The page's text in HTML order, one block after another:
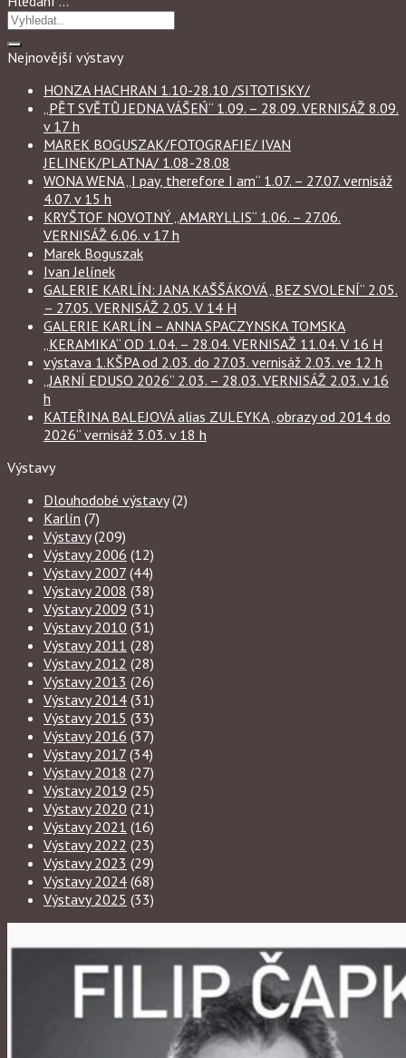
Nejnovější výstavy
HONZA HACHRAN 1.10-28.10 /SITOTISKY/
„PĚT SVĚTŮ JEDNA VÁŠEŃ“ 1.09. – 28.09. VERNISÁŽ 8.09.
v 17 h
MAREK BOGUSZAK/FOTOGRAFIE/ IVAN
JELINEK/PLATNA/ 1.08-28.08
WONA WENA „I pay, therefore I am“ 1.07. – 27.07. vernisáž
4.07. v 15 h
KRYŠTOF NOVOTNÝ „AMARYLLIS“ 1.06. – 27.06.
VERNISÁŽ 6.06. v 17 h
Marek Boguszak
Ivan Jelínek
GALERIE KARLÍN: JANA KAŠŠÁKOVÁ „BEZ SVOLENÍ“ 2.05.
– 27.05. VERNISÁŽ 2.05. V 14 H
GALERIE KARLÍN – ANNA SPACZYNSKA TOMSKA
„KERAMIKA“ OD 1.04. – 28.04. VERNISAŽ 11.04. V 16 H
výstava 1.KŠPA od 2.03. do 27.03. vernisáž 2.03. ve 12 h
„JARNÍ EDUSO 2026“ 2.03. – 28.03. VERNISÁŽ 2.03. v 16
h
KATEŘINA BALEJOVÁ alias ZULEYKA „obrazy od 2014 do
2026“ vernisáž 3.03. v 18 h
Výstavy
Dlouhodobé výstavy(2)
Karlín (7)
Výstavy(209)
Výstavy 2006 (12)
Výstavy 2007 (44)
Výstavy 2008 (38)
Výstavy 2009 (31)
Výstavy 2010 (31)
Výstavy 2011 (28)
Výstavy 2012 (28)
Výstavy 2013 (26)
Výstavy 2014 (31)
Výstavy 2015 (33)
Výstavy 2016 (37)
Výstavy 2017 (34)
Výstavy 2018 (27)
Výstavy 2019 (25)
Výstavy 2020 (21)
Výstavy 2021 (16)
Výstavy 2022 (23)
Výstavy 2023 (29)
Výstavy 2024 (68)
Výstavy 2025 (33)